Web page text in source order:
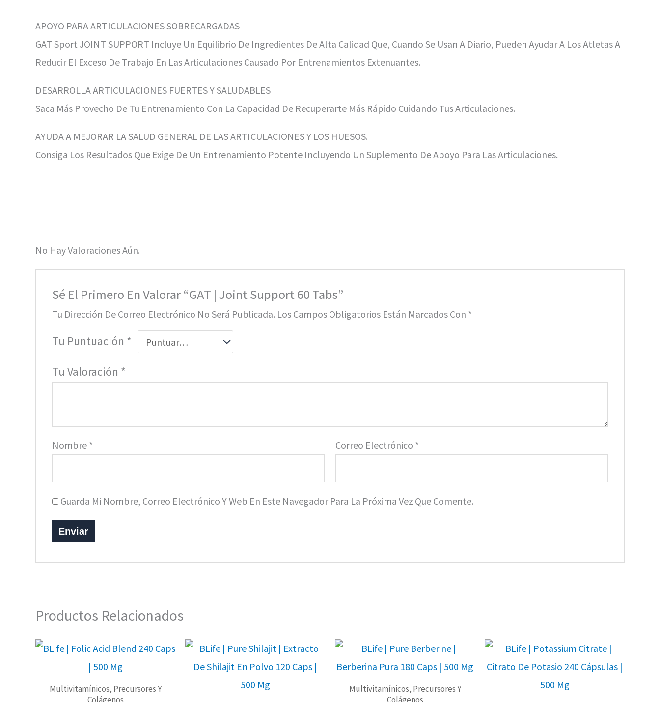
APOYO PARA ARTICULACIONES SOBRECARGADAS
GAT Sport JOINT SUPPORT Incluye Un Equilibrio De Ingredientes De Alta Calidad Que, Cuando Se Usan A Diario, Pueden Ayudar A Los Atletas A
Reducir El Exceso De Trabajo En Las Articulaciones Causado Por Entrenamientos Extenuantes.
DESARROLLA ARTICULACIONES FUERTES Y SALUDABLES
Saca Más Provecho De Tu Entrenamiento Con La Capacidad De Recuperarte Más Rápido Cuidando Tus Articulaciones.
AYUDA A MEJORAR LA SALUD GENERAL DE LAS ARTICULACIONES Y LOS HUESOS.
Consiga Los Resultados Que Exige De Un Entrenamiento Potente Incluyendo Un Suplemento De Apoyo Para Las Articulaciones.
No Hay Valoraciones Aún.
Sé El Primero En Valorar “GAT | Joint Support 60 Tabs”
Tu Dirección De Correo Electrónico No Será Publicada. Los Campos Obligatorios Están Marcados Con *
Tu Puntuación *
Tu Valoración *
Nombre * Correo Electrónico *
Guarda Mi Nombre, Correo Electrónico Y Web En Este Navegador Para La Próxima Vez Que Comente.
Productos Relacionados
Multivitamínicos, Precursores Y
Colágenos
Multivitamínicos, Precursores Y
Colágenos